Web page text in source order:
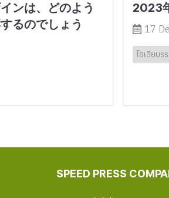
ンは、どのよう
るのでしょう
2023
17
ไอเดียบ
SPEED PRESS